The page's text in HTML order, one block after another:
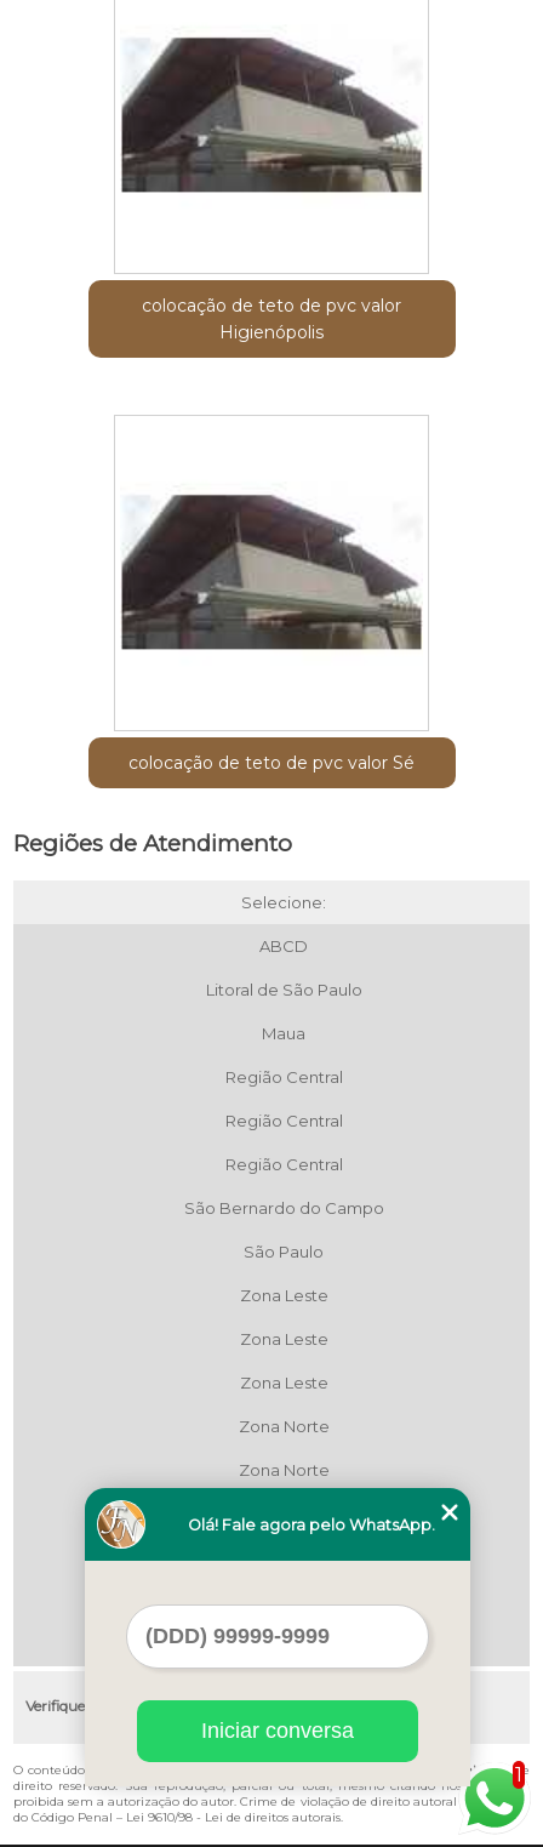
colocação de teto de pvc valor
Higienópolis
colocação de teto de pvc valor Sé
Regiões de Atendimento
Selecione:
ABCD
Litoral de São Paulo
Maua
Região Central
Região Central
Região Central
São Bernardo do Campo
São Paulo
Zona Leste
Zona Leste
Zona Leste
Zona Norte
Zona Norte
Zona Oeste
Zona Oeste
Zona Sul
Zona Sul
Verifique as regiões que atendemos
O conteúdo do texto " Valor de Empresa de Colocação de Forro de Pvc Grajaú" é de
direito reservado. Sua reprodução, parcial ou total, mesmo citando nossos links, é
proibida sem a autorização do autor. Crime de violação de direito autoral – artigo 184
do Código Penal – Lei 9610/98 - Lei de direitos autorais.
1
Olá! Fale agora pelo WhatsApp.
Iniciar conversa